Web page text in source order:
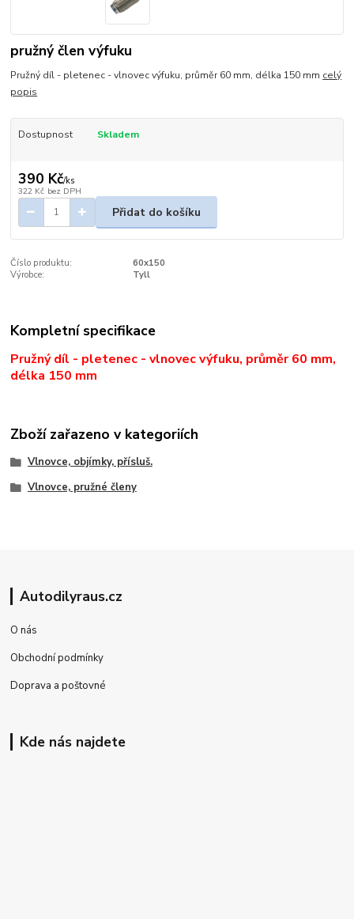
pružný člen výfuku
Pružný díl - pletenec - vlnovec výfuku, průměr 60 mm, délka 150 mm celý
popis
Dostupnost Skladem
390 Kč/ks
322 Kč bez DPH
Přidat do košíku
Číslo produktu:
60x150
Výrobce:
Tyll
Kompletní specifikace
Pružný díl - pletenec - vlnovec výfuku, průměr 60 mm,
délka 150 mm
Zboží zařazeno v kategoriích
Vlnovce, objímky, přísluš.
Vlnovce, pružné členy
Autodilyraus.cz
O nás
Obchodní podmínky
Doprava a poštovné
Kde nás najdete